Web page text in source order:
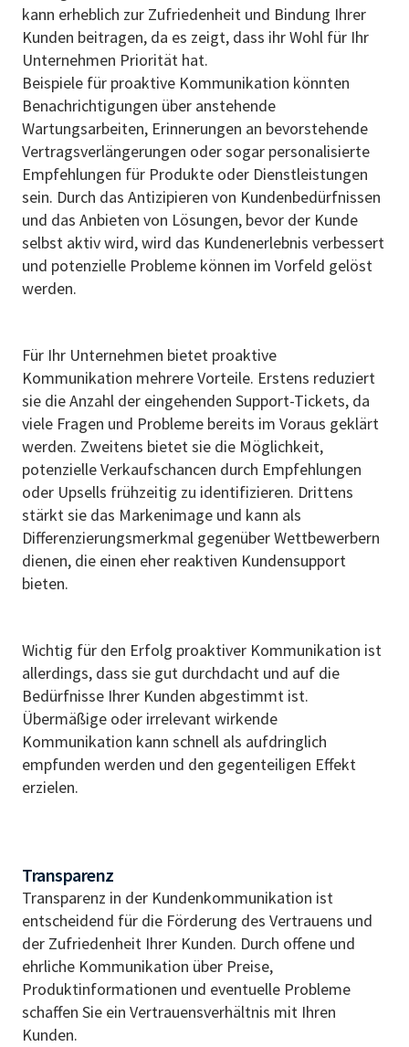
kann erheblich zur Zufriedenheit und Bindung Ihrer
Kunden beitragen, da es zeigt, dass ihr Wohl für Ihr
Unternehmen Priorität hat.
Beispiele für proaktive Kommunikation könnten
Benachrichtigungen über anstehende
Wartungsarbeiten, Erinnerungen an bevorstehende
Vertragsverlängerungen oder sogar personalisierte
Empfehlungen für Produkte oder Dienstleistungen
sein. Durch das Antizipieren von Kundenbedürfnissen
und das Anbieten von Lösungen, bevor der Kunde
selbst aktiv wird, wird das Kundenerlebnis verbessert
und potenzielle Probleme können im Vorfeld gelöst
werden.
Für Ihr Unternehmen bietet proaktive
Kommunikation mehrere Vorteile. Erstens reduziert
sie die Anzahl der eingehenden Support-Tickets, da
viele Fragen und Probleme bereits im Voraus geklärt
werden. Zweitens bietet sie die Möglichkeit,
potenzielle Verkaufschancen durch Empfehlungen
oder Upsells frühzeitig zu identifizieren. Drittens
stärkt sie das Markenimage und kann als
Differenzierungsmerkmal gegenüber Wettbewerbern
dienen, die einen eher reaktiven Kundensupport
bieten.
Wichtig für den Erfolg proaktiver Kommunikation ist
allerdings, dass sie gut durchdacht und auf die
Bedürfnisse Ihrer Kunden abgestimmt ist.
Übermäßige oder irrelevant wirkende
Kommunikation kann schnell als aufdringlich
empfunden werden und den gegenteiligen Effekt
erzielen.
Transparenz
Transparenz in der Kundenkommunikation ist
entscheidend für die Förderung des Vertrauens und
der Zufriedenheit Ihrer Kunden. Durch offene und
ehrliche Kommunikation über Preise,
Produktinformationen und eventuelle Probleme
schaffen Sie ein Vertrauensverhältnis mit Ihren
Kunden.